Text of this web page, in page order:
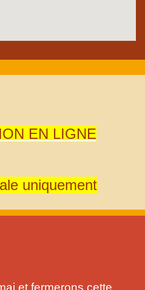
EN LIGNE
uniquement
et fermerons cette